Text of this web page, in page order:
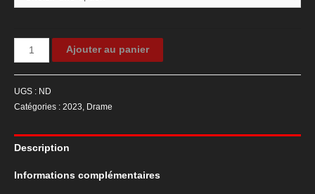
quantité
de
du
film
"Creed
Ajouter au panier
UGS : ND
Catégories : 2023, Drame
Description
Informations complémentaires